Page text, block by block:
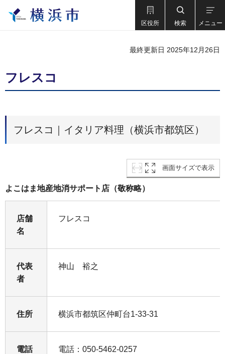
区役所 検索 メニュー
最終更新日 2025年12月26日
フレスコ
フレスコ｜イタリア料理（横浜市都筑区）
画面サイズで表示
よこはま地産地消サポート店（敬称略）
店舗
名
フレスコ
代表
者
神山 裕之
住所 横浜市都筑区仲町台1-33-31
電話
電話：050-5462-0257